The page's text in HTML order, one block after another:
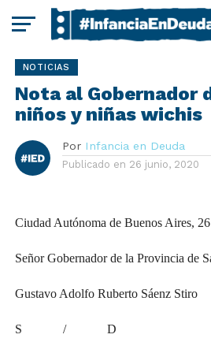
NOTICIAS
Nota al Gobernador
niños y niñas wichis
Por Infancia en Deuda
Publicado en 26 junio, 2020
Ciudad Autónoma de Buenos Aires,
Señor Gobernador de la Provincia de
Gustavo Adolfo Ruberto Sáenz Stiro
S / D